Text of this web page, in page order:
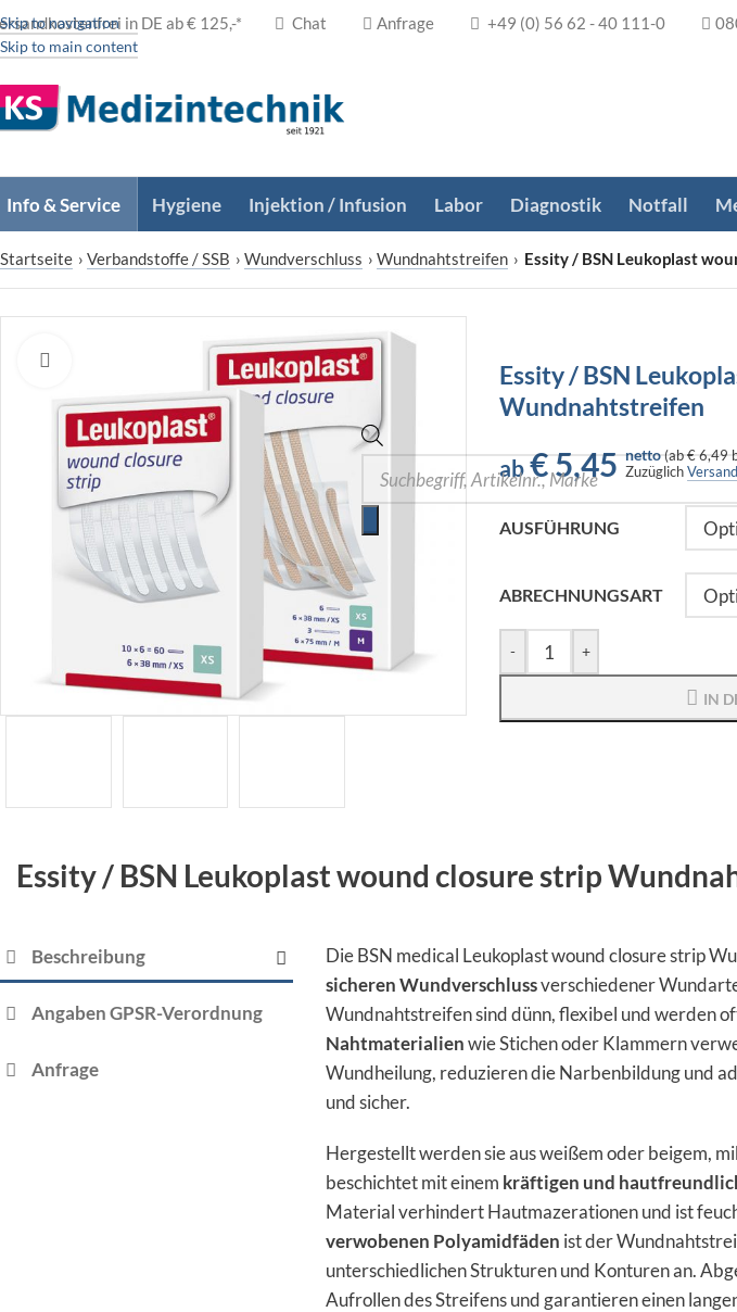
Skip to navigation
Skip to main content
in DE ab € 125,-* Chat Anfrage +49 (0) 56 62 - 40 111-0
Info & Service Hygiene Injektion / Infusion Labor Diagnostik Notfall
Startseite › Verbandstoffe / SSB › Wundverschluss › Wundnahtstreifen › Essity / BSN Leukoplast
Zum Vergrößern klicken
Essity / BSN
Wundnahtstreifen
ab €5,45 netto(ab€ 6,49
Zuzüglich
AUSFÜHRUNG
ABRECHNUNGSART
- +
IN
Essity / BSN Leukoplast wound closure strip
Beschreibung
Angaben GPSR-Verordnung
Anfrage
Die BSN medical Leukoplast wound closure strip
sicheren Wundverschlussverschiedener
Wundnahtstreifen sind dünn, flexibel und werden
Nahtmaterialienwie Stichen oder Klammern
Wundheilung, reduzieren die Narbenbildung und
und sicher.
Hergestellt werden sie aus weißem oder beigem,
beschichtet mit einem kräftigen und
Material verhindert Hautmazerationen und ist
verwobenen Polyamidfäden ist der
unterschiedlichen Strukturen und Konturen an.
Aufrollen des Streifens und garantieren einen